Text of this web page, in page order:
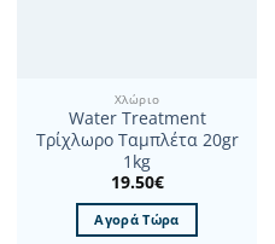
Χλώριο
Water Treatment
Τρίχλωρο Ταμπλέτα 20gr
1kg
19.50€
Αγορά Τώρα